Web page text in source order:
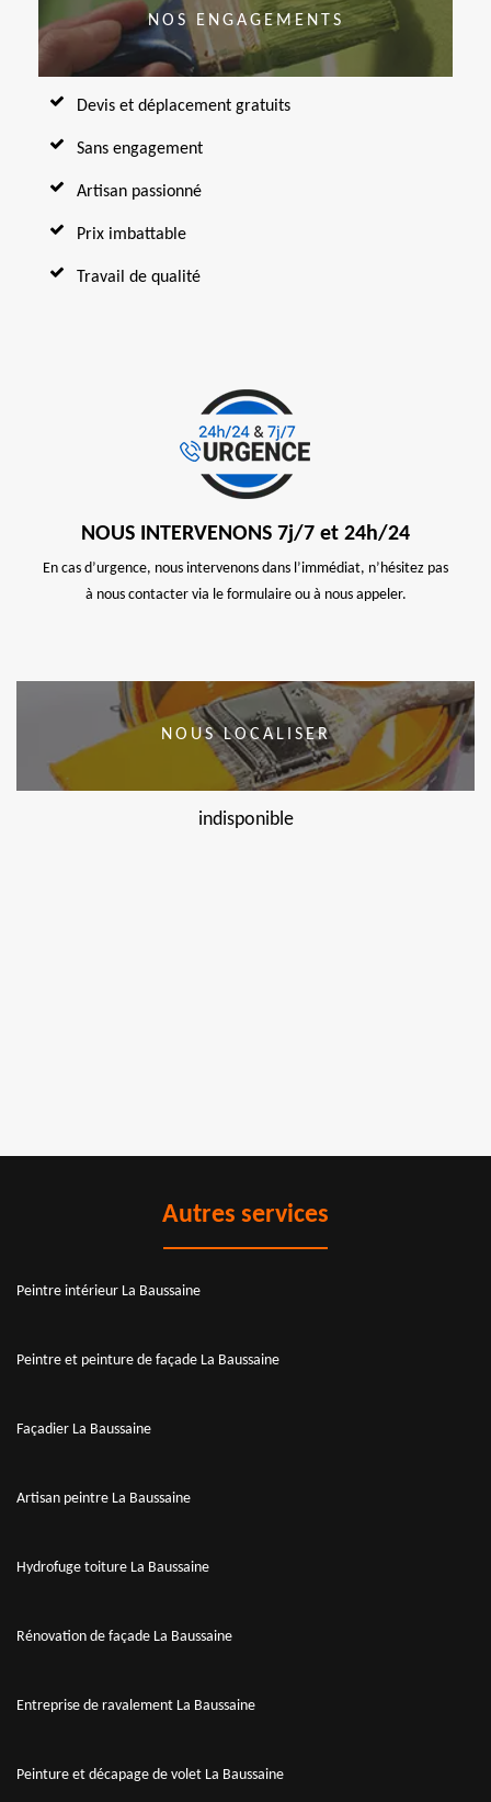
NOS ENGAGEMENTS
Devis et déplacement gratuits
Sans engagement
Artisan passionné
Prix imbattable
Travail de qualité
NOUS INTERVENONS 7j/7 et 24h/24
En cas d’urgence, nous intervenons dans l’immédiat, n’hésitez pas
à nous contacter via le formulaire ou à nous appeler.
NOUS LOCALISER
indisponible
Autres services
Peintre intérieur La Baussaine
Peintre et peinture de façade La Baussaine
Façadier La Baussaine
Artisan peintre La Baussaine
Hydrofuge toiture La Baussaine
Rénovation de façade La Baussaine
Entreprise de ravalement La Baussaine
Peinture et décapage de volet La Baussaine